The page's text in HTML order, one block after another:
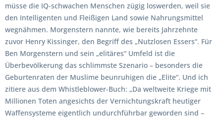
müsse die IQ-schwachen Menschen zügig loswerden, weil sie
den Intelligenten und Fleißigen Land sowie Nahrungsmittel
wegnähmen. Morgenstern nannte, wie bereits Jahrzehnte
zuvor Henry Kissinger, den Begriff des „Nutzlosen Essers“. Für
Ben Morgenstern und sein „elitäres“ Umfeld ist die
Überbevölkerung das schlimmste Szenario – besonders die
Geburtenraten der Muslime beunruhigen die „Elite“. Und ich
zitiere aus dem Whistleblower-Buch: „Da weltweite Kriege mit
Millionen Toten angesichts der Vernichtungskraft heutiger
Waffensysteme eigentlich undurchführbar geworden sind –